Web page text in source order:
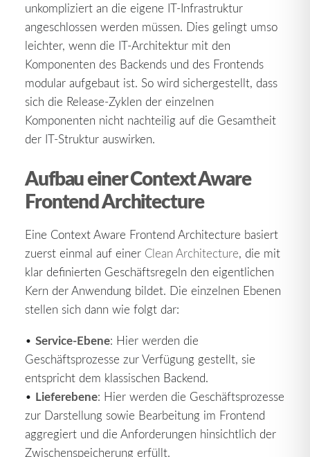
unkompliziert an die eigene IT-Infrastruktur
angeschlossen werden müssen. Dies gelingt umso
leichter, wenn die IT-Architektur mit den
Komponenten des Backends und des Frontends
modular aufgebaut ist. So wird sichergestellt, dass
sich die Release-Zyklen der einzelnen
Komponenten nicht nachteilig auf die Gesamtheit
der IT-Struktur auswirken.
Aufbau einer Context Aware
Frontend Architecture
Eine Context Aware Frontend Architecture basiert
zuerst einmal auf einer Clean Architecture, die mit
klar definierten Geschäftsregeln den eigentlichen
Kern der Anwendung bildet. Die einzelnen Ebenen
stellen sich dann wie folgt dar:
• Service-Ebene: Hier werden die
Geschäftsprozesse zur Verfügung gestellt, sie
entspricht dem klassischen Backend.
• Lieferebene: Hier werden die Geschäftsprozesse
zur Darstellung sowie Bearbeitung im Frontend
aggregiert und die Anforderungen hinsichtlich der
Zwischenspeicherung erfüllt.